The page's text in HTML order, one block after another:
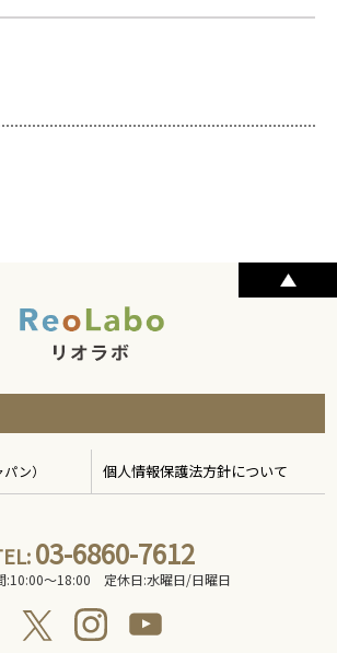
ン） 個人情報保護法方針について
03-6860-7612
:10:00〜18:00 定休日:水曜日/日曜日